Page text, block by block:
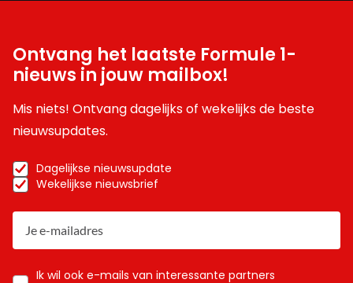
Ontvang het laatste Formule 1-
nieuws in jouw mailbox!
Mis niets! Ontvang dagelijks of wekelijks de beste
nieuwsupdates.
Dagelijkse nieuwsupdate
Wekelijkse nieuwsbrief
Ik wil ook e-mails van interessante partners